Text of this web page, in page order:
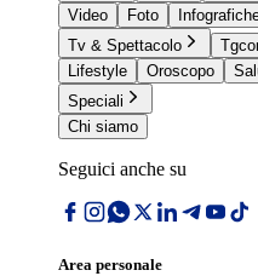
Video
Foto
Tv & Spettacolo
Lifestyle
Oroscopo
Speciali
Chi siamo
Seguici anche su
Area personale